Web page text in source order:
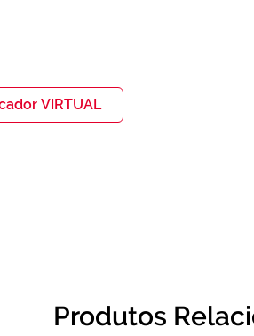
VIRTUAL
Produtos